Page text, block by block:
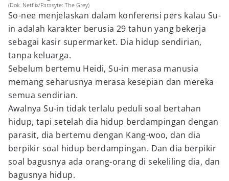
(Dok. Netflix/Parasyte: The Grey)
So-nee menjelaskan dalam konferensi pers kalau Su-
in adalah karakter berusia 29 tahun yang bekerja
sebagai kasir supermarket. Dia hidup sendirian,
tanpa keluarga.
Sebelum bertemu Heidi, Su-in merasa manusia
memang seharusnya merasa kesepian dan mereka
semua sendirian.
Awalnya Su-in tidak terlalu peduli soal bertahan
hidup, tapi setelah dia hidup berdampingan dengan
parasit, dia bertemu dengan Kang-woo, dan dia
berpikir soal hidup berdampingan. Dan dia berpikir
soal bagusnya ada orang-orang di sekeliling dia, dan
bagusnya hidup.